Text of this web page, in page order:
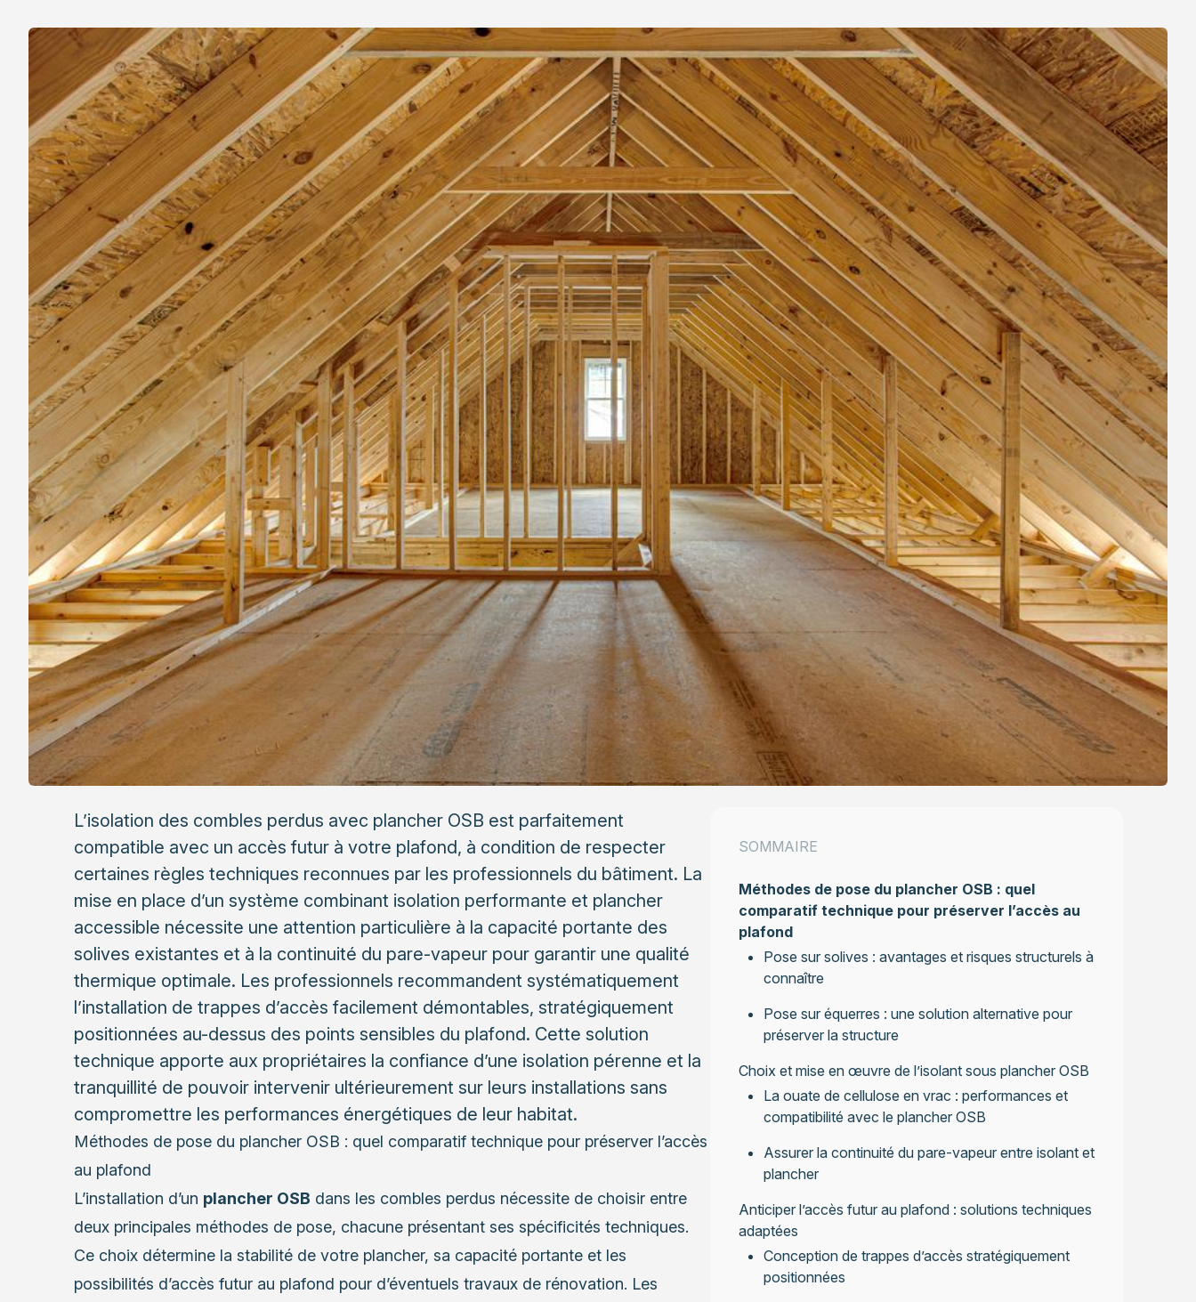
L’isolation des combles perdus avec plancher OSB est parfaitement
compatible avec un accès futur à votre plafond, à condition de respecter
certaines règles techniques reconnues par les professionnels du bâtiment. La
mise en place d’un système combinant isolation performante et plancher
accessible nécessite une attention particulière à la capacité portante des
solives existantes et à la continuité du pare-vapeur pour garantir une qualité
thermique optimale. Les professionnels recommandent systématiquement
l’installation de trappes d’accès facilement démontables, stratégiquement
positionnées au-dessus des points sensibles du plafond. Cette solution
technique apporte aux propriétaires la confiance d’une isolation pérenne et la
tranquillité de pouvoir intervenir ultérieurement sur leurs installations sans
compromettre les performances énergétiques de leur habitat.
Méthodes de pose du plancher OSB : quel comparatif technique pour préserver l’accès
au plafond
L’installation d’un plancher OSB dans les combles perdus nécessite de choisir entre
deux principales méthodes de pose, chacune présentant ses spécificités techniques.
Ce choix détermine la stabilité de votre plancher, sa capacité portante et les
possibilités d’accès futur au plafond pour d’éventuels travaux de rénovation. Les
SOMMAIRE
Méthodes de pose du plancher OSB : quel
comparatif technique pour préserver l’accès au
plafond
Pose sur solives : avantages et risques structurels à
connaître
Pose sur équerres : une solution alternative pour
préserver la structure
Choix et mise en œuvre de l’isolant sous plancher OSB
La ouate de cellulose en vrac : performances et
compatibilité avec le plancher OSB
Assurer la continuité du pare-vapeur entre isolant et
plancher
Anticiper l’accès futur au plafond : solutions techniques
adaptées
Conception de trappes d’accès stratégiquement
positionnées